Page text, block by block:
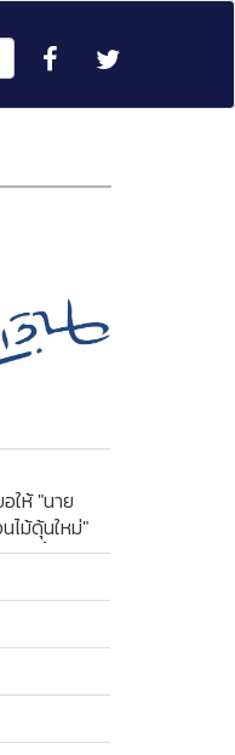
ให้ "นาย
ม้ดุ้นใหม่"
วันนี้ ขอคุย